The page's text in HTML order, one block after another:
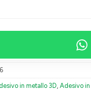
in metallo 3D, Adesivo